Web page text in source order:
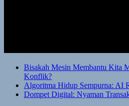
Bisakah Mesin Membantu Kita
Konflik?
Algoritma Hidup Sempurna: AI
Dompet Digital: Nyaman